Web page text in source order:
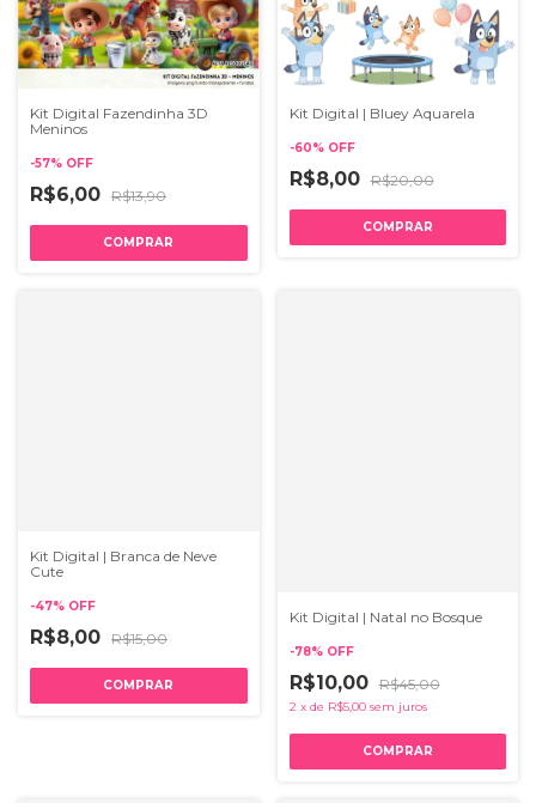
Kit Digital Fazendinha 3D
Meninos
-57% OFF
R$6,00 R$13,90
Kit Digital | Bluey Aquarela
-60% OFF
R$8,00 R$20,00
Kit Digital | Branca de Neve
Cute
-47% OFF
R$8,00 R$15,00
Kit Digital | Natal no Bosque
-78% OFF
R$10,00 R$45,00
2 x de R$5,00 sem juros